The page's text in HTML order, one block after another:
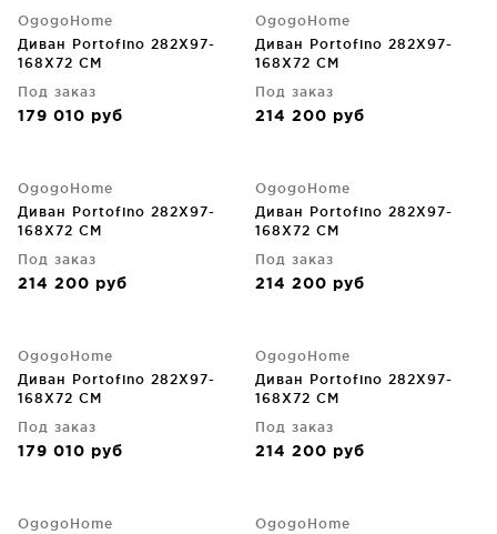
OgogoHome
Диван Portofino 282X97-
168X72 CM
Под заказ
179 010 руб
OgogoHome
Диван Portofino 282X97-
168X72 CM
Под заказ
214 200 руб
OgogoHome
Диван Portofino 282X97-
168X72 CM
Под заказ
214 200 руб
OgogoHome
Диван Portofino 282X97-
168X72 CM
Под заказ
214 200 руб
OgogoHome
Диван Portofino 282X97-
168X72 CM
Под заказ
179 010 руб
OgogoHome
Диван Portofino 282X97-
168X72 CM
Под заказ
214 200 руб
OgogoHome
OgogoHome